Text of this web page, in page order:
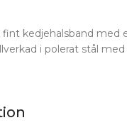
kedjehalsband med
i polerat stål